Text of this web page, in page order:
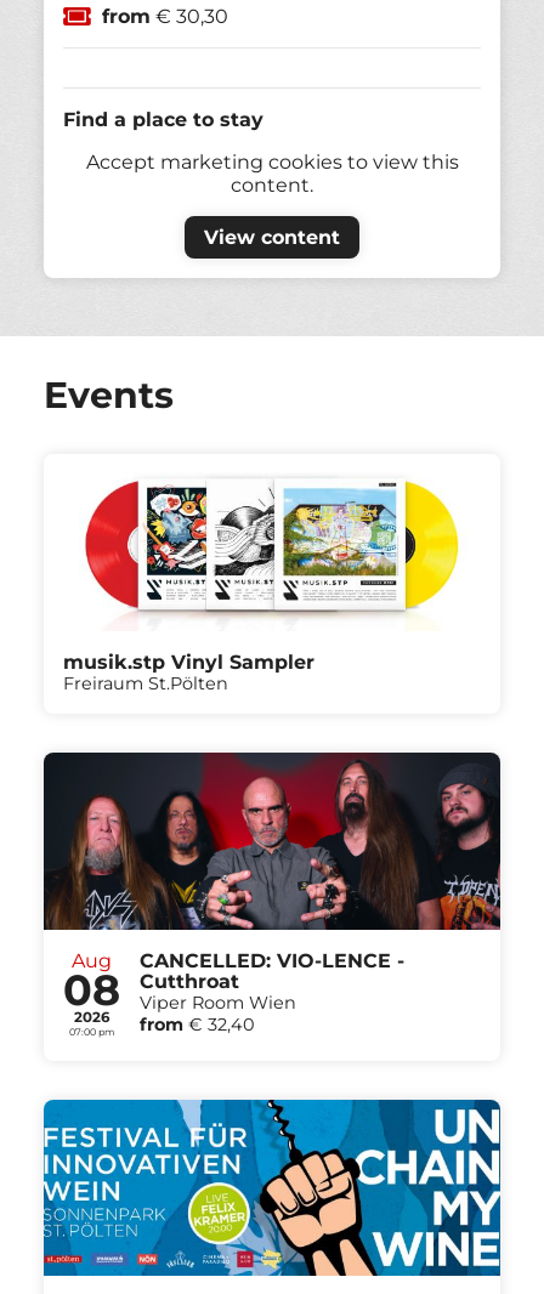
from € 30,30
Find a place to stay
Accept marketing cookies to view this
content.
View content
Events
musik.stp Vinyl Sampler
Freiraum St.Pölten
Aug
08
2026
07:00 pm
CANCELLED: VIO-LENCE -
Cutthroat
Viper Room Wien
from € 32,40